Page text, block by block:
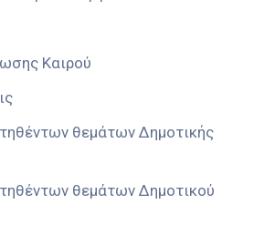
Καιρού
θεμάτων Δημοτικής
θεμάτων Δημοτικού